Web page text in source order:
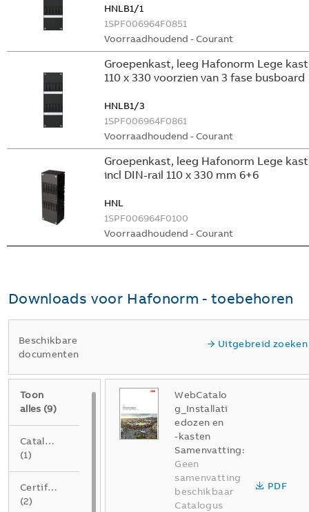
HNLB1/1
1SPF006964F0851
Voorraadhoudend - Courant
Groepenkast, leeg Hafonorm Lege kast
110 x 330 voorzien van 3 fase busboard
HNLB1/3
1SPF006964F0861
Voorraadhoudend - Courant
Groepenkast, leeg Hafonorm Lege kast
incl DIN-rail 110 x 330 mm 6+6
HNL
1SPF006964F0100
Voorraadhoudend - Courant
Downloads voor Hafonorm - toebehoren
Beschikbare
documenten
Uitgebreid zoeken
Toon
alles (9)
Catalogus
(1)
Certificaat
(2)
WebCatalo
g_Installati
edozen en
-kasten
Samenvatting:
Geen
samenvatting
beschikbaar
Catalogus
PDF